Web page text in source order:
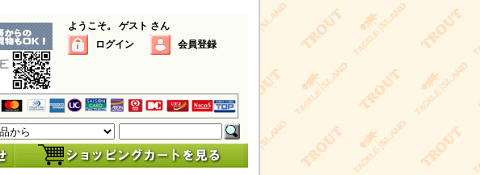
ようこそ。 ゲスト さん
ログイン
会員登録